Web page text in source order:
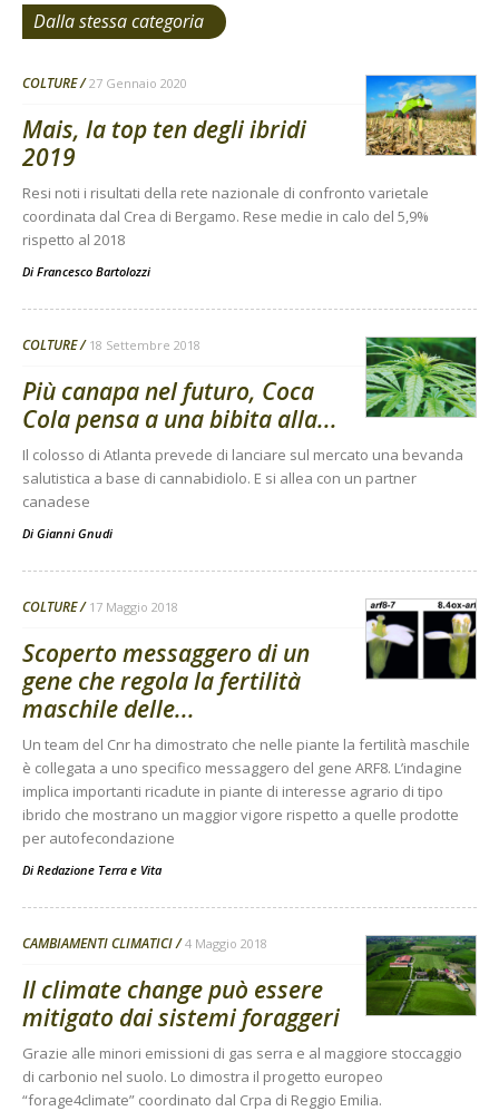
Dalla stessa categoria
COLTURE 27 Gennaio 2020
Mais, la top ten degli ibridi
2019
Resi noti i risultati della rete nazionale di confronto varietale
coordinata dal Crea di Bergamo. Rese medie in calo del 5,9%
rispetto al 2018
Di Francesco Bartolozzi
COLTURE 18 Settembre 2018
Più canapa nel futuro, Coca
Cola pensa a una bibita alla...
Il colosso di Atlanta prevede di lanciare sul mercato una bevanda
salutistica a base di cannabidiolo. E si allea con un partner
canadese
Di Gianni Gnudi
COLTURE 17 Maggio 2018
Scoperto messaggero di un
gene che regola la fertilità
maschile delle...
Un team del Cnr ha dimostrato che nelle piante la fertilità maschile
è collegata a uno specifico messaggero del gene ARF8. L’indagine
implica importanti ricadute in piante di interesse agrario di tipo
ibrido che mostrano un maggior vigore rispetto a quelle prodotte
per autofecondazione
Di Redazione Terra e Vita
CAMBIAMENTI CLIMATICI 4 Maggio 2018
Il climate change può essere
mitigato dai sistemi foraggeri
Grazie alle minori emissioni di gas serra e al maggiore stoccaggio
di carbonio nel suolo. Lo dimostra il progetto europeo
“forage4climate” coordinato dal Crpa di Reggio Emilia.